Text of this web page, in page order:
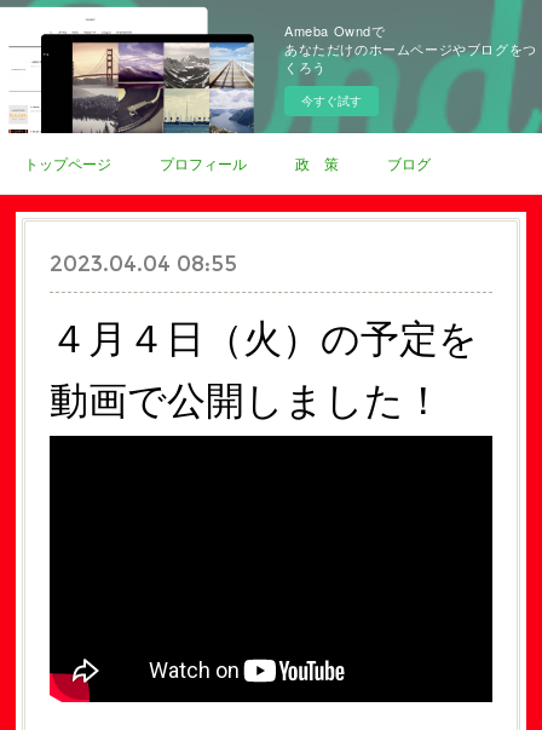
Ameba Owndで
あなただけのホームページやブログをつ
くろう
今すぐ試す
トップページ プロフィール 政 策 ブログ
2023.04.04 08:55
４月４日（火）の予定を
動画で公開しました！